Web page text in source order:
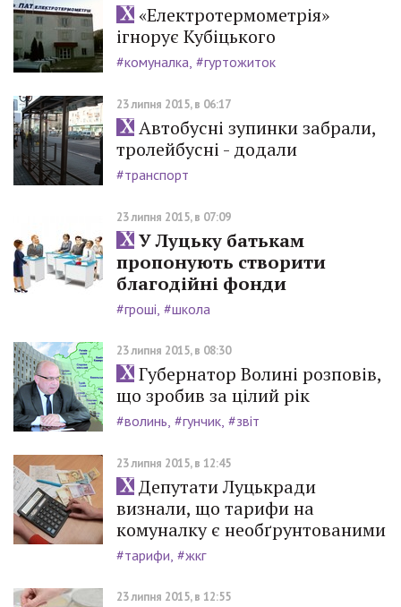
«Електротермометрія»
ігнорує Кубіцького
#комуналка #гуртожиток
23 липня 2015, в 06:17
Автобусні зупинки забрали,
тролейбусні - додали
#транспорт
23 липня 2015, в 07:09
У Луцьку батькам
пропонують створити
благодійні фонди
#гроші #школа
23 липня 2015, в 08:30
Губернатор Волині розповів,
що зробив за цілий рік
#волинь #гунчик #звіт
23 липня 2015, в 12:45
Депутати Луцькради
визнали, що тарифи на
комуналку є необґрунтованими
#тарифи #жкг
23 липня 2015, в 12:55